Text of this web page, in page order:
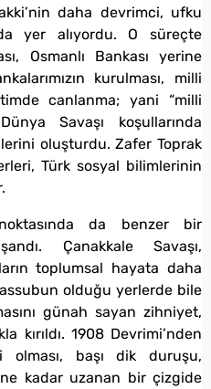
daha devrimci, ufku
yer alıyordu. O süreçte
Osmanlı Bankası yerine
kurulması, milli
canlanma; yani “milli
Savaşı koşullarında
oluşturdu. Zafer Toprak
Türk sosyal bilimlerinin
da benzer bir
Çanakkale Savaşı,
toplumsal hayata daha
olduğu yerlerde bile
günah sayan zihniyet,
kırıldı. 1908 Devrimi’nden
olması, başı dik duruşu,
kadar uzanan bir çizgide